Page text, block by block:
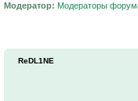
Модератор: Модераторы
ReDL1NE